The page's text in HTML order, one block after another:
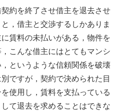
約を終了させ借主を退去させ
，借主と交渉するしかありま
賃料の未払いがある，物件を
こんな借主にはとてもマンシ
というような信頼関係を破壊
ですが，契約で決められた目
使用し，賃料を支払っている
て退去を求めることはできな